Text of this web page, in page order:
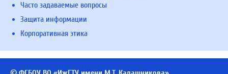
Часто задаваемые вопросы
Защита информации
Корпоративная этика